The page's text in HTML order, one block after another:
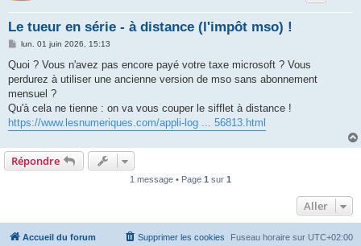
Le tueur en série - à distance (l'impôt mso) !
M
s
a
g
lun. 01 juin 2026, 15:13
Quoi ? Vous n'avez pas encore payé votre taxe microsoft ? Vous
perdurez à utiliser une ancienne version de mso sans abonnement
mensuel ?
Qu'à cela ne tienne : on va vous couper le sifflet à distance !
https://www.lesnumeriques.com/appli-log ... 56813.html
Répondre
1 message • Page 1 sur 1
Aller
Accueil du forum Fuseau horaire sur UTC+02:00
Supprimer les cookies